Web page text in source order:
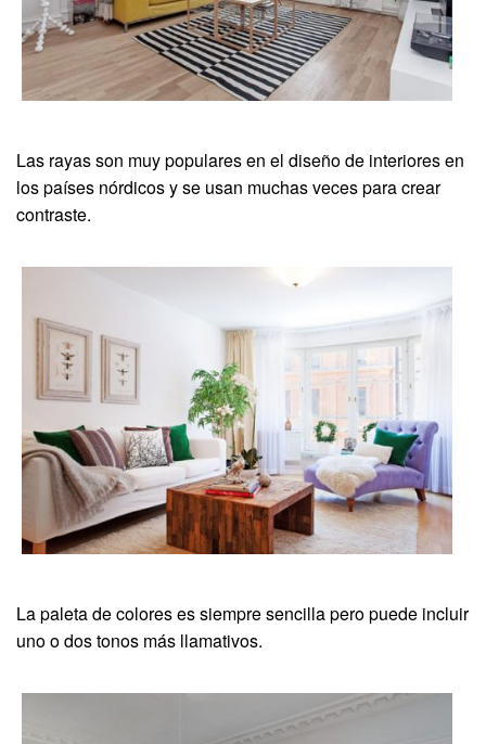
Las rayas son muy populares en el diseño de interiores en
los países nórdicos y se usan muchas veces para crear
contraste.
La paleta de colores es siempre sencilla pero puede incluir
uno o dos tonos más llamativos.